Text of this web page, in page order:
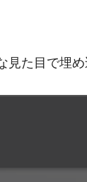
た目で埋め